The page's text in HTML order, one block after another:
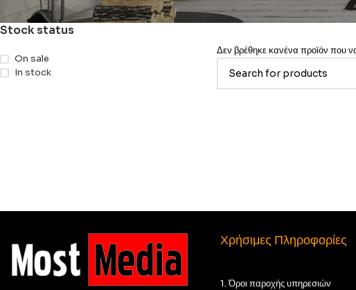
Stock status
On sale
In stock
Δεν βρέθηκε κανένα προϊόν που να
Χρήσιμες Πληροφορίες
1. Όροι παροχής υπηρεσιών